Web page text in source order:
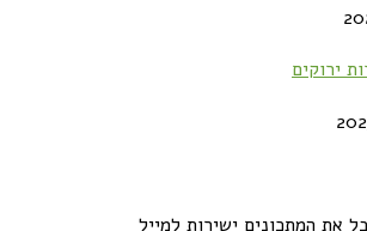
ירוקים
את המתכונים ישירות למייל